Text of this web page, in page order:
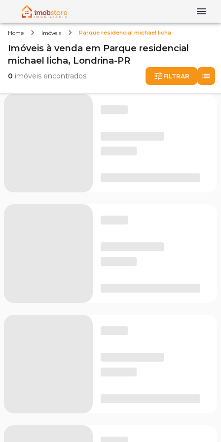
Home Imóveis Parque residencial michael licha
Imóveis à venda em Parque residencial
michael licha, Londrina-PR
0 imóveis encontrados FILTRAR